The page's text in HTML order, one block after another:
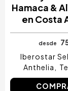
Hamaca &
en Costa
desde
Iberostar
Anthelia